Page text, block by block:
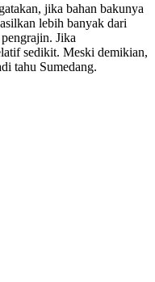
jika bahan bakunya
lebih banyak dari
Jika
sedikit. Meski demikian,
tahu Sumedang.